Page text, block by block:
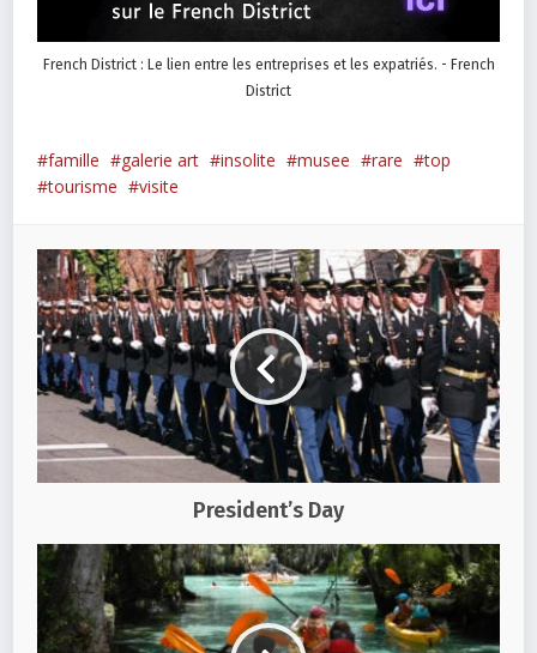
French District : Le lien entre les entreprises et les expatriés. - French
District
famille galerie art insolite musee rare
top
tourisme
visite
President’s Day